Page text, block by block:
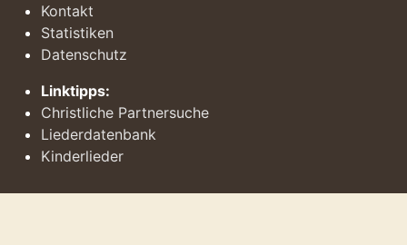
Kontakt
Statistiken
Datenschutz
Linktipps:
Christliche Partnersuche
Liederdatenbank
Kinderlieder